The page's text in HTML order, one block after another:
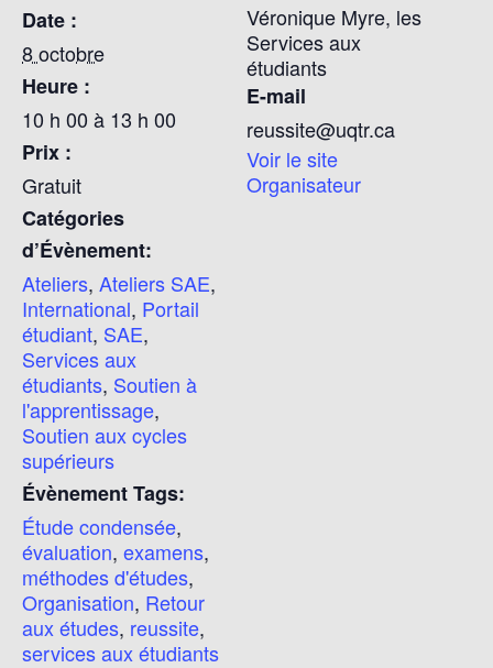
Date :
8 octobre
Heure :
10 h 00 à 13 h 00
Prix :
Gratuit
Catégories
d’Évènement:
Ateliers, Ateliers SAE,
International, Portail
étudiant, SAE,
Services aux
étudiants, Soutien à
l'apprentissage,
Soutien aux cycles
supérieurs
Évènement Tags:
Étude condensée,
évaluation, examens,
méthodes d'études,
Organisation, Retour
aux études, reussite,
services aux étudiants
Véronique Myre, les
Services aux
étudiants
E-mail
reussite@uqtr.ca
Voir le site
Organisateur